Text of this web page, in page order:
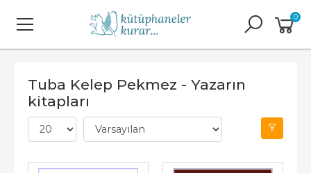
0
Tuba Kelep Pekmez - Yazarın
kitapları